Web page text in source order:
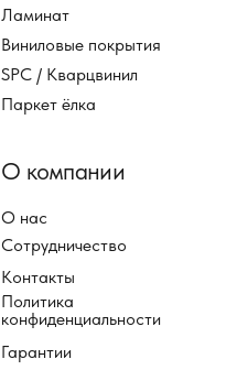
Ламинат
Виниловые покрытия
SPC / Кварцвинил
Паркет ёлка
О нас
Сотрудничество
Контакты
Политика
конфиденциальности
О компании
Гарантии